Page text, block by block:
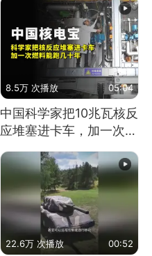
8.5万 次播放 05:04
中国科学家把10兆瓦核反
应堆塞进卡车，加一次燃
22.6万 次播放 00:52